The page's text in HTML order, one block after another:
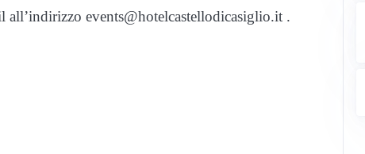
events@hotelcastellodicasiglio.it .